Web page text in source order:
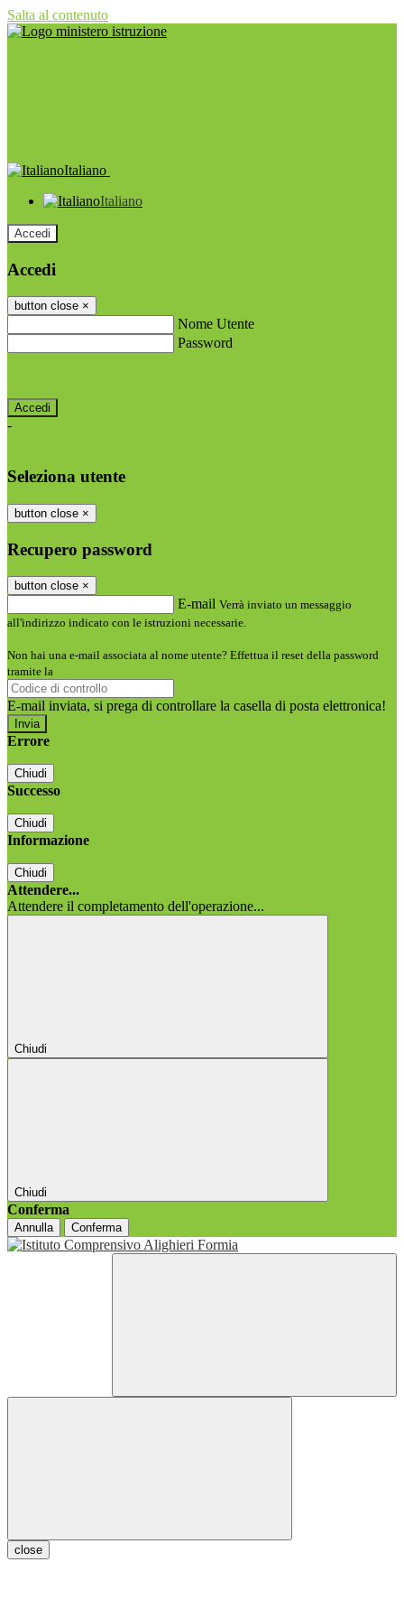
Salta al contenuto
Italiano
Italiano
Accedi
Accedi
button close ×
Nome Utente
Password
-
Seleziona utente
button close ×
Recupero password
button close ×
E-mail Verrà inviato un messaggio
all'indirizzo indicato con le istruzioni necessarie.
Non hai una e-mail associata al nome utente? Effettua il reset della password
tramite la
E-mail inviata, si prega di controllare la casella di posta elettronica!
Errore
Chiudi
Successo
Chiudi
Informazione
Chiudi
Attendere...
Attendere il completamento dell'operazione...
Chiudi
Chiudi
Conferma
Annulla Conferma
close